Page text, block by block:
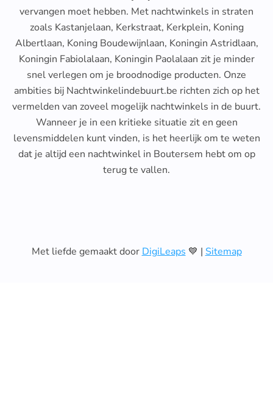
vervangen moet hebben. Met nachtwinkels in straten
zoals Kastanjelaan, Kerkstraat, Kerkplein, Koning
Albertlaan, Koning Boudewijnlaan, Koningin Astridlaan,
Koningin Fabiolalaan, Koningin Paolalaan zit je minder
snel verlegen om je broodnodige producten. Onze
ambities bij Nachtwinkelindebuurt.be richten zich op het
vermelden van zoveel mogelijk nachtwinkels in de buurt.
Wanneer je in een kritieke situatie zit en geen
levensmiddelen kunt vinden, is het heerlijk om te weten
dat je altijd een nachtwinkel in Boutersem hebt om op
terug te vallen.
Met liefde gemaakt door DigiLeaps 💙 | Sitemap